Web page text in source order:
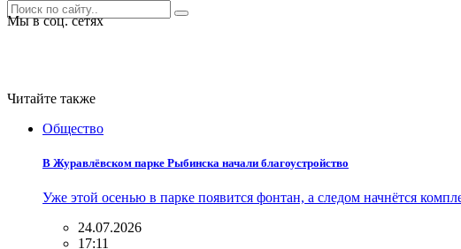
Мы в соц. сетях
Читайте также
Общество
В Журавлёвском парке Рыбинска начали благоустройство
Уже этой осенью в парке появится фонтан, а следом начнётся
24.07.2026
17:11